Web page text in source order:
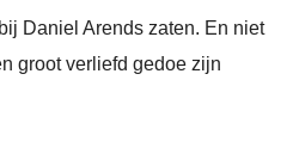
Daniel Arends zaten. En niet
groot verliefd gedoe zijn